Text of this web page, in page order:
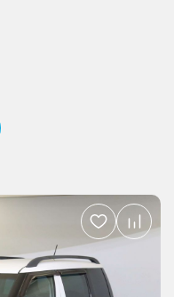
Добавить
в
избранное